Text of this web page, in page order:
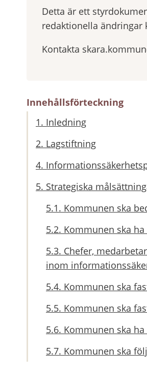
Detta är ett
redaktionella ändringar
Kontakta
Innehållsförteckning
1. Inledning
2. Lagstiftning
4.
5. Strategiska
5.1. Kommunen ska
5.2. Kommunen ska
5.3. Chefer,
inom
5.4. Kommunen ska
5.5. Kommunen ska
5.6. Kommunen ska
5.7. Kommunen ska